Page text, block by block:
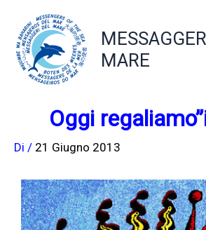
contenuto
MARE
Oggi
Di / 21 Giugno 2013